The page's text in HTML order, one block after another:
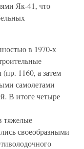
Як-41, что
в 1970-х
1160, а затем
самолетами
В итоге четыре
тяжелые
своеобразными